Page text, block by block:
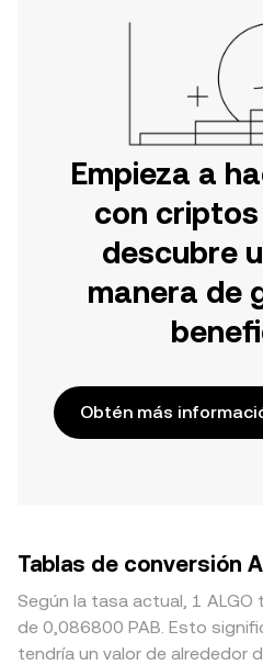
Empieza a
con criptos
descubre
manera de
Obtén más
Tablas de conversión
Según la tasa actual, 1 ALGO
de 0,086800 PAB. Esto
tendría un valor de alrededor